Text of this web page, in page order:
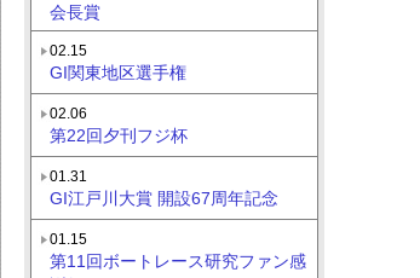
会長賞
02.15
GI関東地区選手権
02.06
第22回夕刊フジ杯
01.31
GI江戸川大賞 開設67周年記念
01.15
第11回ボートレース研究ファン感